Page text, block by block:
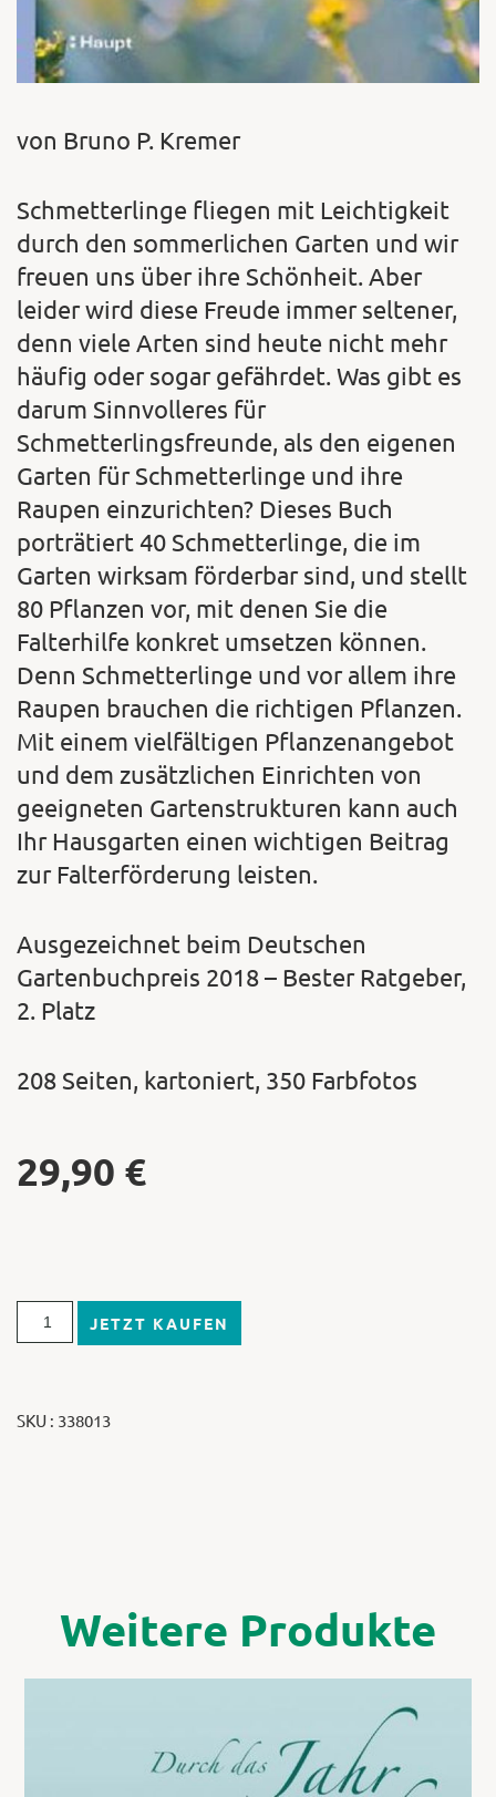
von Bruno P. Kremer
Schmetterlinge fliegen mit Leichtigkeit
durch den sommerlichen Garten und wir
freuen uns über ihre Schönheit. Aber
leider wird diese Freude immer seltener,
denn viele Arten sind heute nicht mehr
häufig oder sogar gefährdet. Was gibt es
darum Sinnvolleres für
Schmetterlingsfreunde, als den eigenen
Garten für Schmetterlinge und ihre
Raupen einzurichten? Dieses Buch
porträtiert 40 Schmetterlinge, die im
Garten wirksam förderbar sind, und stellt
80 Pflanzen vor, mit denen Sie die
Falterhilfe konkret umsetzen können.
Denn Schmetterlinge und vor allem ihre
Raupen brauchen die richtigen Pflanzen.
Mit einem vielfältigen Pflanzenangebot
und dem zusätzlichen Einrichten von
geeigneten Gartenstrukturen kann auch
Ihr Hausgarten einen wichtigen Beitrag
zur Falterförderung leisten.
Ausgezeichnet beim Deutschen
Gartenbuchpreis 2018 – Bester Ratgeber,
2. Platz
208 Seiten, kartoniert, 350 Farbfotos
29,90 €
JETZT KAUFEN
SKU : 338013
Weitere Produkte